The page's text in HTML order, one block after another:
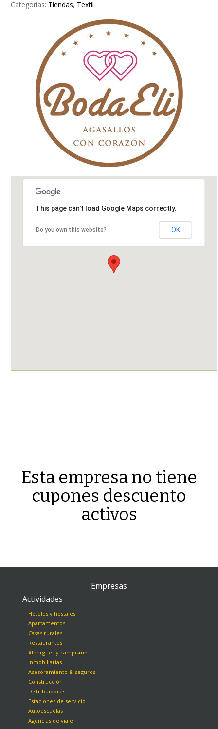
Categorías: Tiendas, Textil
This page can't load Google Maps correctly.
Do you own this website? OK
Esta empresa no tiene
cupones descuento
activos
Empresas
Actividades
Hoteles y hostales
Apartamentos
Casas rurales
Restaurantes
Albergues y campismo
Inmobiliarias
Asesoramiento & seguros
Construcción
Distribuidores
Estaciones de servicio
Autoescuelas
Agencias de viaje